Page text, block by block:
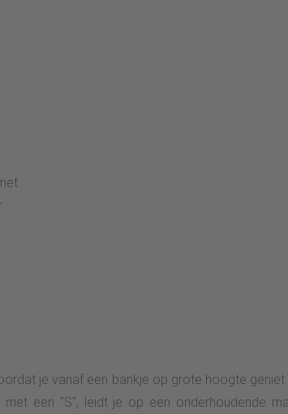
je vanaf een bankje op grote hoogte
een "S", leidt je op een onderhoudende